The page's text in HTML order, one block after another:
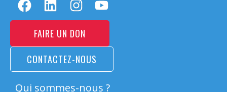
FAIRE UN DON
CONTACTEZ-NOUS
Qui sommes-nous ?